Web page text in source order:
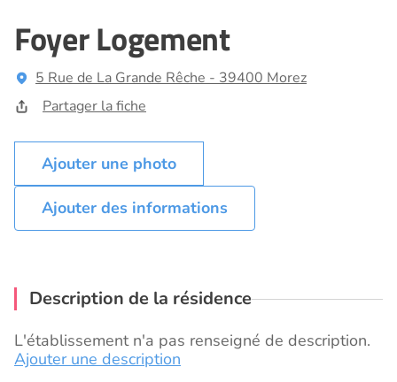
Foyer Logement
5 Rue de La Grande Rêche - 39400 Morez
Partager la fiche
Ajouter des informations
Description de la résidence
L'établissement n'a pas renseigné de description.
Ajouter une description